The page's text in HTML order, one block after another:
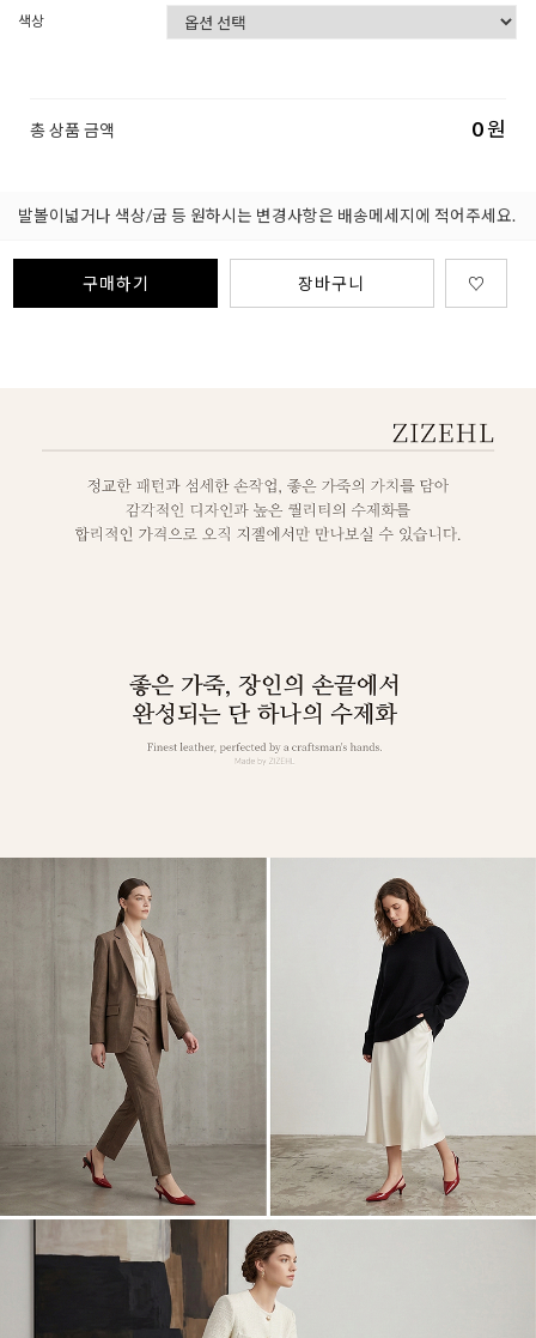
색상
총 상품 금액 0원
발볼이넓거나 색상/굽 등 원하시는 변경사항은 배송메세지에 적어주세요.
구매하기 장바구니 ♡